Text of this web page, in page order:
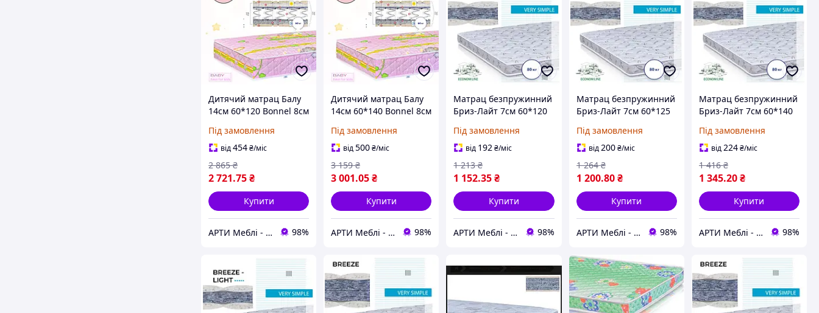
Дитячий матрац Балу
14см 60*120 Bonnel 8см
Під замовлення
від454₴/міс
2 721.75₴
2 865 ₴
Купити
АРТИ Меблі - artimebel.com.ua 98%
Дитячий матрац Балу
14см 60*140 Bonnel 8см
Під замовлення
від500₴/міс
3 001.05₴
3 159 ₴
Купити
АРТИ Меблі - artimebel.com.ua 98%
Матрац безпружинний
Бриз-Лайт 7см 60*120
Під замовлення
від 192₴/міс
1 152.35₴
1 213 ₴
Купити
АРТИ Меблі - artimebel.com.ua 98%
Матрац безпружинний
Бриз-Лайт 7см 60*125
Під замовлення
від200 ₴/міс
1 200.80 ₴
1 264 ₴
Купити
АРТИ Меблі - artimebel.com.ua 98%
Матрац безпружинний
Бриз-Лайт 7см 60*140
Під замовлення
від224₴/міс
1 345.20₴
1 416 ₴
Купити
АРТИ Меблі - artimebel.com.ua 98%